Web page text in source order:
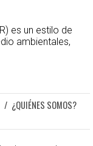
es un estilo de
ambientales,
¿QUIÉNES SOMOS?